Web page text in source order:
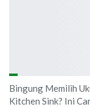
Bingung Memilih
Kitchen Sink? Ini